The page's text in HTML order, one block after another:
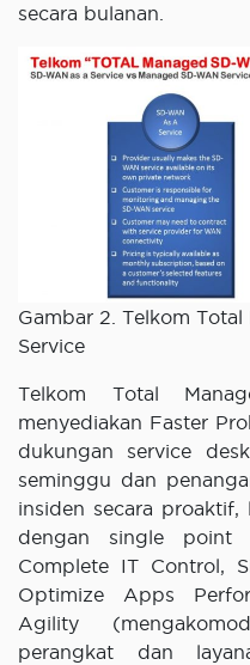
secara bulanan.
Gambar 2. Telkom
Service
Telkom Total
menyediakan Faster
dukungan service
seminggu dan
insiden secara
dengan single point
Complete IT Control,
Optimize Apps
Agility
perangkat dan